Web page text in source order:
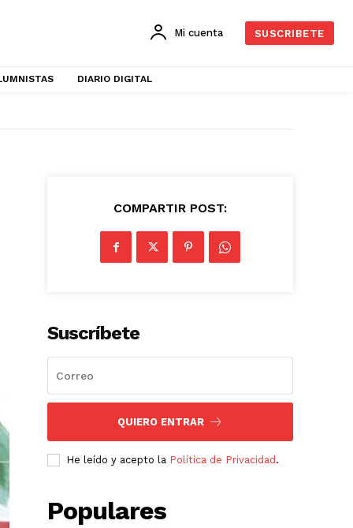
Mi cuenta SUSCRIBETE
DIARIO DIGITAL
COMPARTIR POST:
Suscríbete
QUIERO ENTRAR
He leído y acepto la Política de Privacidad .
Populares